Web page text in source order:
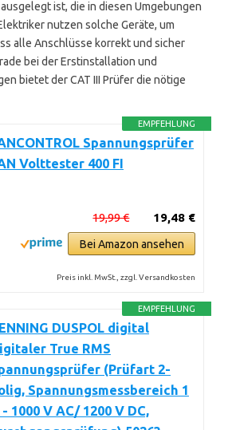
ist, die in diesen Umgebungen
nutzen solche Geräte, um
alle Anschlüsse korrekt und sicher
bei der Erstinstallation und
bietet der CAT III Prüfer die nötige
EMPFEHLUNG
Spannungsprüfer
Volttester 400 FI
19,48 €
19,99 €
Bei Amazon ansehen
Preis inkl. MwSt., zzgl. Versandkosten
EMPFEHLUNG
DUSPOL digital
True RMS
(Prüfart 2-
Spannungsmessbereich 1
1000 V AC/ 1200 V DC,